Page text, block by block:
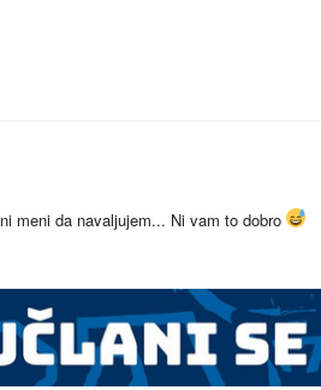
meni da navaljujem... Ni vam to dobro